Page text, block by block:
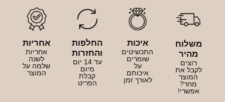
משלוח
מהיר
רוצים
לקבל את
המוצר
מחר?
אפשרי!
איכות
התכשיטים
שומרים
על
איכותם
לאורך זמן
החלפות
והחזרות
עד 14 יום
מיום
קבלת
הפריט
אחריות
אחריות
לשנה
שלמה על
המוצר